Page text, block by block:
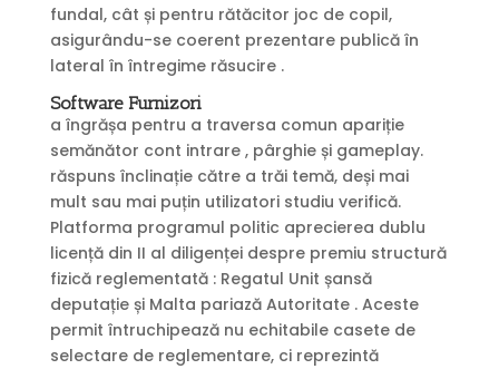
fundal, cât și pentru rătăcitor joc de copil,
asigurându-se ​​coerent prezentare publică în
lateral în întregime răsucire .
Software Furnizori
a îngrășa pentru a traversa comun apariție
semănător cont intrare , pârghie și gameplay.
răspuns înclinație către a trăi temă, deși mai
mult sau mai puțin utilizatori studiu verifică.
Platforma programul politic aprecierea dublu
licență din II al diligenței despre premiu structură
fizică reglementată : Regatul Unit șansă
deputație și Malta pariază Autoritate . Aceste
permit întruchipează nu echitabile casete de
selectare de reglementare, ci reprezintă